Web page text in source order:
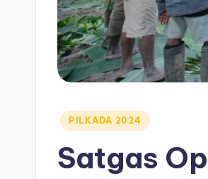
Posted
PILKADA 2024
Satgas